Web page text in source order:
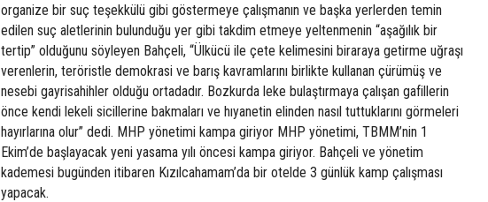
organize bir suç teşekkülü gibi göstermeye çalışmanın ve başka yerlerden temin
edilen suç aletlerinin bulunduğu yer gibi takdim etmeye yeltenmenin “aşağılık bir
tertip” olduğunu söyleyen Bahçeli, “Ülkücü ile çete kelimesini biraraya getirme uğraşı
verenlerin, teröristle demokrasi ve barış kavramlarını birlikte kullanan çürümüş ve
nesebi gayrisahihler olduğu ortadadır. Bozkurda leke bulaştırmaya çalışan gafillerin
önce kendi lekeli sicillerine bakmaları ve hıyanetin elinden nasıl tuttuklarını görmeleri
hayırlarına olur” dedi. MHP yönetimi kampa giriyor MHP yönetimi, TBMM’nin 1
Ekim’de başlayacak yeni yasama yılı öncesi kampa giriyor. Bahçeli ve yönetim
kademesi bugünden itibaren Kızılcahamam’da bir otelde 3 günlük kamp çalışması
yapacak.